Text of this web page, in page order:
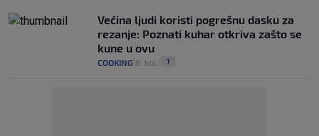
Većina ljudi koristi pogrešnu dasku za
rezanje: Poznati kuhar otkriva zašto se
kune u ovu
COOKING 8. kol. 1